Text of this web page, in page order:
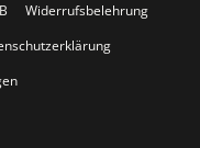
Widerrufsbelehrung